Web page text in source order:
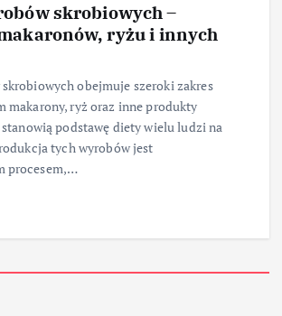
skrobiowych –
ryżu i innych
obejmuje szeroki zakres
makarony, ryż oraz inne produkty
podstawę diety wielu ludzi na
tych wyrobów jest
procesem,…